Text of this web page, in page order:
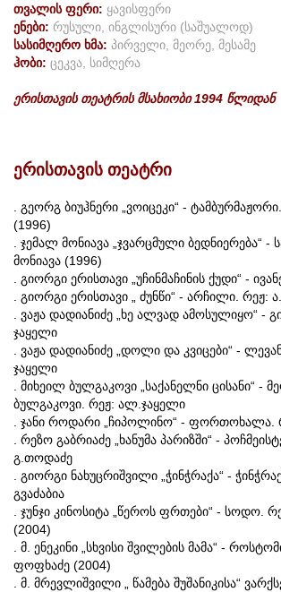
თვალის ფერი: ყავისფერი
ენები: რუსული, ინგლისური (საშუალოდ)
სასიმღერო ხმა: პირველი, მეორე, მესამე
ჰობი: ცეკვა, სიმღერა
ერისთავის თეატრის მსახიობი 1994 წლიდან
ერისთავის თეატრი
. გეორგ ბიუჰნერი „ვოიცეკი“ -
(1996)
. ჯემალ მონიავა „ჯვარცმული ბედნიერება“ -
მონიავა (1996)
. გიორგი ერისთავი „უჩინმაჩინის ქუდი“ -
. გიორგი ერისთავი „ ძუნწი“ - არჩილი. რეჟ: ა.
. ვაჟა დადიანიძე „ხე ალვად ამოსულიყო“ -
ჯაყელი
. ვაჟა დადიანიძე „დოლი და კვიცები“ -
ჯაყელი
. მიხეილ ბულგაკოვი „საქანელნი ცისანი“ -
ბულგაკოვი. რეჟ: ალ.ჯაყელი
. ჯანი როდარი „ჩიპოლინო“ - ფორთოხალა.
. რეზო გაბრიაძე „ხანუმა პარიზში“ -
გ.თოდაძე
. გიორგი ნახუცრიშვილი „ჭინჭრაქა“ -
გვაძაბია
. ჯუნჯი კინოსიტა „წეროს ფრთები“ - სოდო.
(2004)
. მ. ენეკინი „სხვისი შვილების მამა“ -
ფოფხაძე (2004)
. მ. მრევლიშვილი „ წამება შუშანიკისა“